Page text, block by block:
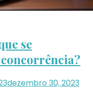
se
dezembro 30, 2023